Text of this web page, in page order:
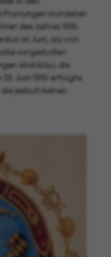
Planungen mündeten
des Jahres 1916.
im Juni, als von
vorgestoßen
sind blau, die
Juni 1916 erfolgte
jedoch keinen